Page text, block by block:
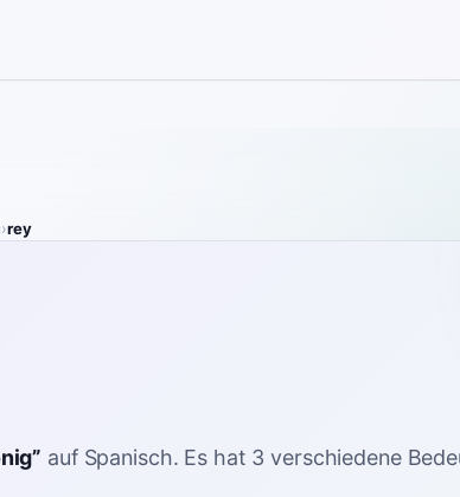
›rey
” auf Spanisch. Es hat 3 verschiedene